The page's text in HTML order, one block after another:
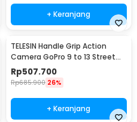
+ Keranjang
TELESIN Handle Grip Action
Camera GoPro 9 to 13 Street
Photography - S6-FMS-25-TGP
Rp507.700
Rp685.900 26%
+ Keranjang